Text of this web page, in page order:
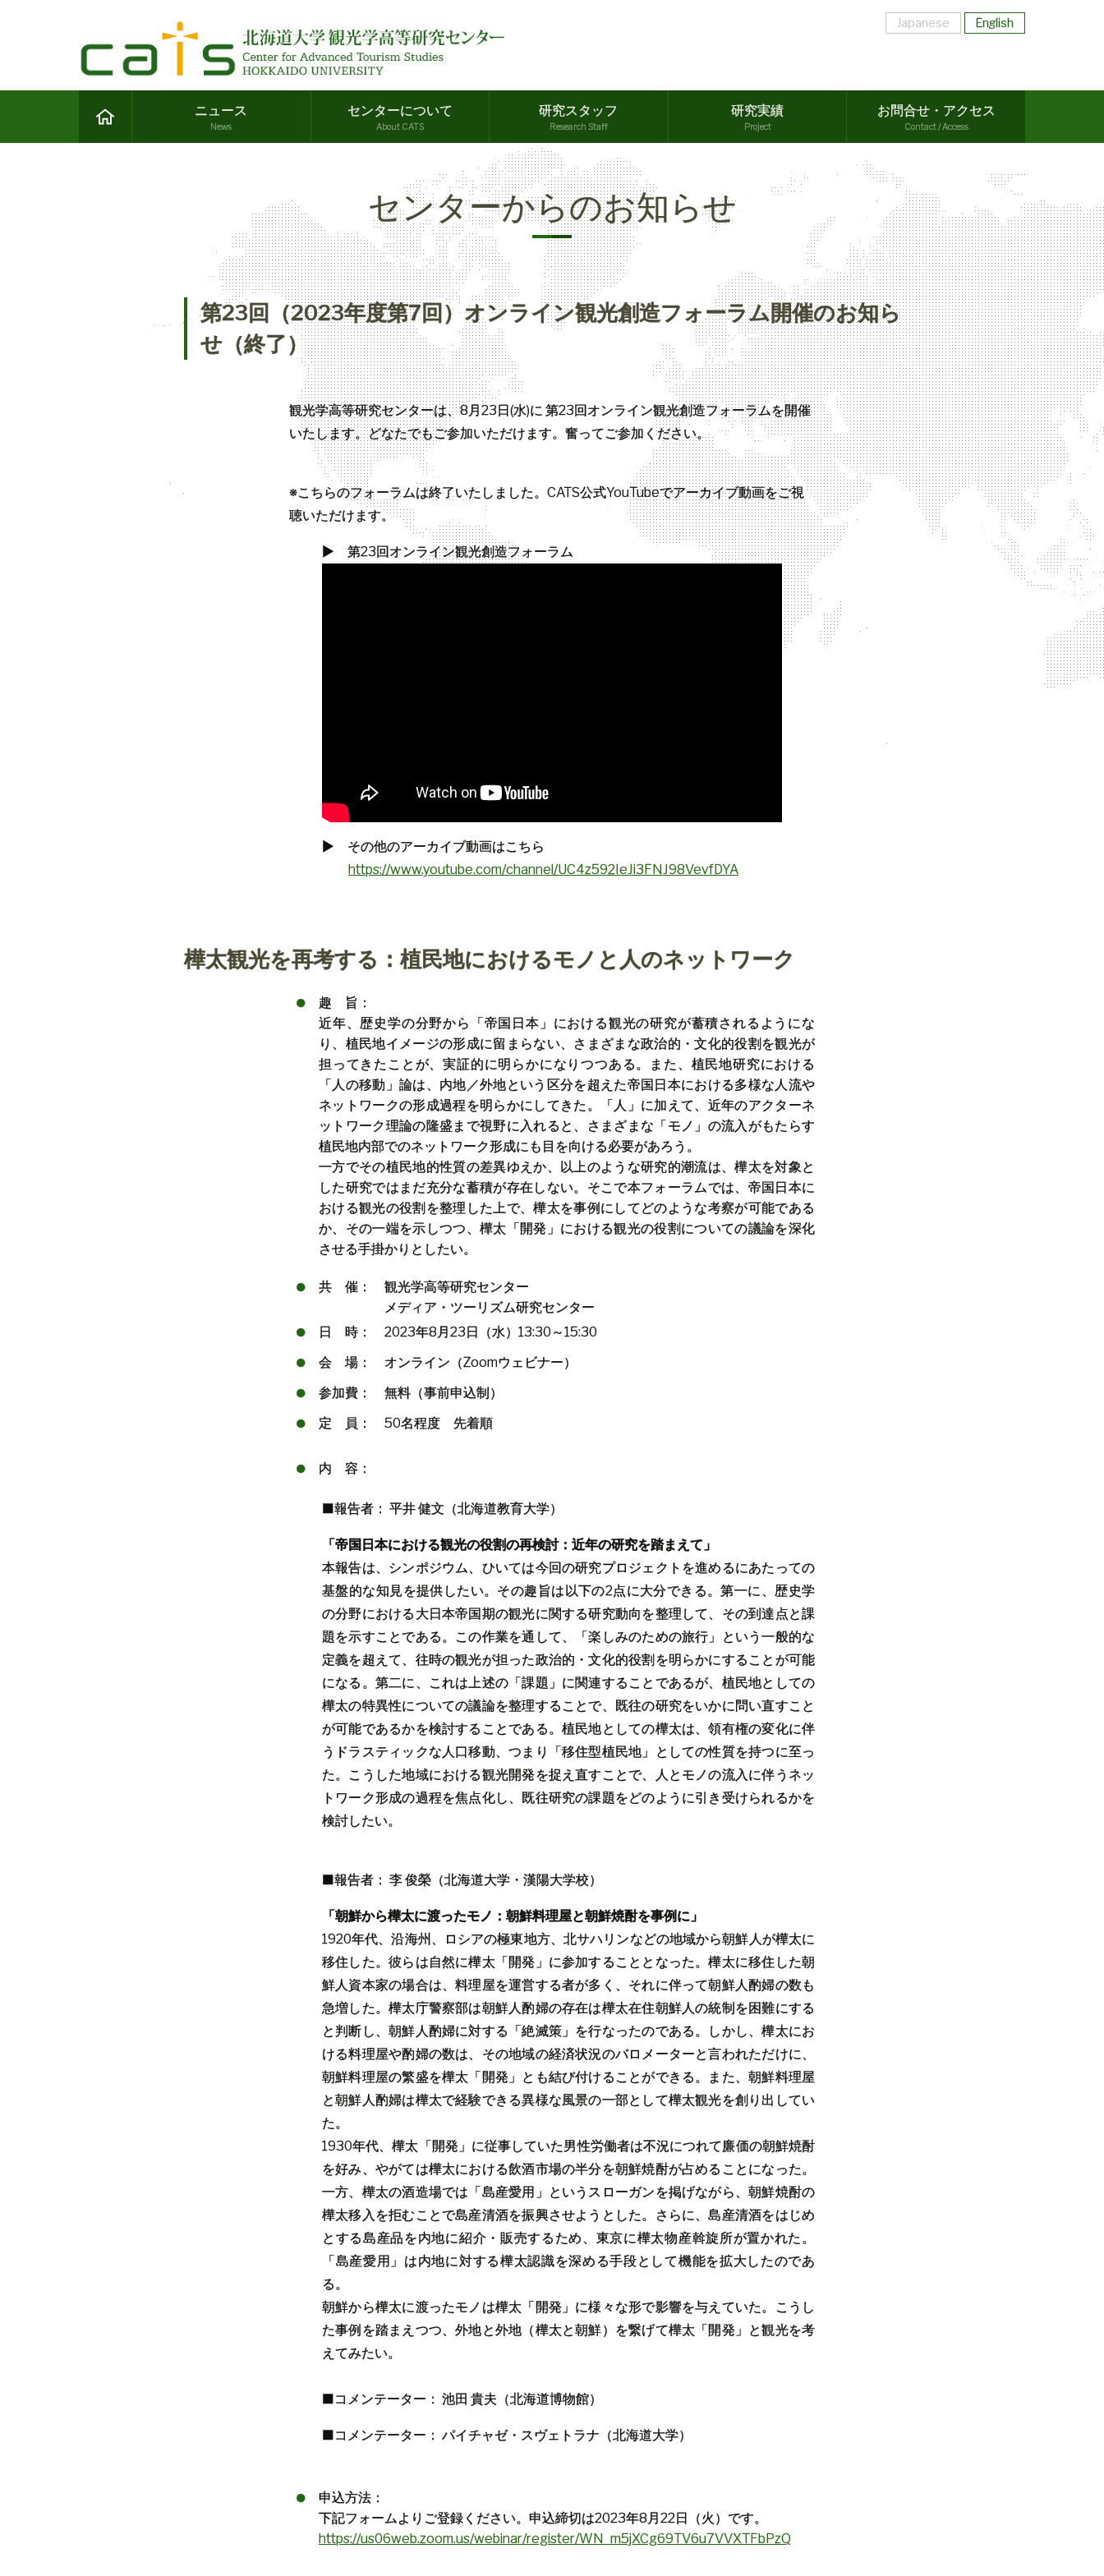
Japanese English
ニュース
News
センターについて
About CATS
研究スタッフ
Research Staff
研究実績
Project
お問合せ・アクセス
Contact / Access
センターからのお知らせ
第23回（2023年度第7回）オンライン観光創造フォーラム開催のお知ら
せ（終了）
観光学高等研究センターは、8月23日(水)に 第23回オンライン観光創造フォーラムを開催
いたします。どなたでもご参加いただけます。奮ってご参加ください。
※こちらのフォーラムは終了いたしました。CATS公式YouTubeでアーカイブ動画をご視
聴いただけます。
▶ 第23回オンライン観光創造フォーラム
▶ その他のアーカイブ動画はこちら
https://www.youtube.com/channel/UC4z592IeJi3FNJ98VevfDYA
樺太観光を再考する：植民地におけるモノと人のネットワーク
趣 旨：
近年、歴史学の分野から「帝国日本」における観光の研究が蓄積されるようにな
り、植民地イメージの形成に留まらない、さまざまな政治的・文化的役割を観光が
担ってきたことが、実証的に明らかになりつつある。また、植民地研究における
「人の移動」論は、内地／外地という区分を超えた帝国日本における多様な人流や
ネットワークの形成過程を明らかにしてきた。「人」に加えて、近年のアクターネ
ットワーク理論の隆盛まで視野に入れると、さまざまな「モノ」の流入がもたらす
植民地内部でのネットワーク形成にも目を向ける必要があろう。
一方でその植民地的性質の差異ゆえか、以上のような研究的潮流は、樺太を対象と
した研究ではまだ充分な蓄積が存在しない。そこで本フォーラムでは、帝国日本に
おける観光の役割を整理した上で、樺太を事例にしてどのような考察が可能である
か、その一端を示しつつ、樺太「開発」における観光の役割についての議論を深化
させる手掛かりとしたい。
共 催： 観光学高等研究センター
メディア・ツーリズム研究センター
日 時： 2023年8月23日（水） 13:30～15:30
会 場： オンライン（Zoomウェビナー）
参加費： 無料（事前申込制）
定 員： 50名程度 先着順
内 容：
■報告者： 平井 健文（北海道教育大学）
「帝国日本における観光の役割の再検討：近年の研究を踏まえて」
本報告は、シンポジウム、ひいては今回の研究プロジェクトを進めるにあたっての
基盤的な知見を提供したい。その趣旨は以下の2点に大分できる。第一に、歴史学
の分野における大日本帝国期の観光に関する研究動向を整理して、その到達点と課
題を示すことである。この作業を通して、「楽しみのための旅行」という一般的な
定義を超えて、往時の観光が担った政治的・文化的役割を明らかにすることが可能
になる。第二に、これは上述の「課題」に関連することであるが、植民地としての
樺太の特異性についての議論を整理することで、既往の研究をいかに問い直すこと
が可能であるかを検討することである。植民地としての樺太は、領有権の変化に伴
うドラスティックな人口移動、つまり「移住型植民地」としての性質を持つに至っ
た。こうした地域における観光開発を捉え直すことで、人とモノの流入に伴うネッ
トワーク形成の過程を焦点化し、既往研究の課題をどのように引き受けられるかを
検討したい。
■報告者： 李 俊榮（北海道大学・漢陽大学校）
「朝鮮から樺太に渡ったモノ：朝鮮料理屋と朝鮮焼酎を事例に」
1920年代、沿海州、ロシアの極東地方、北サハリンなどの地域から朝鮮人が樺太に
移住した。彼らは自然に樺太「開発」に参加することとなった。樺太に移住した朝
鮮人資本家の場合は、料理屋を運営する者が多く、それに伴って朝鮮人酌婦の数も
急増した。樺太庁警察部は朝鮮人酌婦の存在は樺太在住朝鮮人の統制を困難にする
と判断し、朝鮮人酌婦に対する「絶滅策」を行なったのである。しかし、樺太にお
ける料理屋や酌婦の数は、その地域の経済状況のバロメーターと言われただけに、
朝鮮料理屋の繁盛を樺太「開発」とも結び付けることができる。また、朝鮮料理屋
と朝鮮人酌婦は樺太で経験できる異様な風景の一部として樺太観光を創り出してい
た。
1930年代、樺太「開発」に従事していた男性労働者は不況につれて廉価の朝鮮焼酎
を好み、やがては樺太における飲酒市場の半分を朝鮮焼酎が占めることになった。
一方、樺太の酒造場では「島産愛用」というスローガンを掲げながら、朝鮮焼酎の
樺太移入を拒むことで島産清酒を振興させようとした。さらに、島産清酒をはじめ
とする島産品を内地に紹介・販売するため、東京に樺太物産斡旋所が置かれた。
「島産愛用」は内地に対する樺太認識を深める手段として機能を拡大したのであ
る。
朝鮮から樺太に渡ったモノは樺太「開発」に様々な形で影響を与えていた。こうし
た事例を踏まえつつ、外地と外地（樺太と朝鮮）を繋げて樺太「開発」と観光を考
えてみたい。
■コメンテーター： 池田 貴夫（北海道博物館）
■コメンテーター： パイチャゼ・スヴェトラナ（北海道大学）
申込方法：
下記フォームよりご登録ください。申込締切は2023年8月22日（火）です。
https://us06web.zoom.us/webinar/register/WN_m5jXCg69TV6u7VVXTFbPzQ